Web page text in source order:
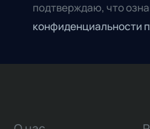
подтверждаю, что
конфиденциальности